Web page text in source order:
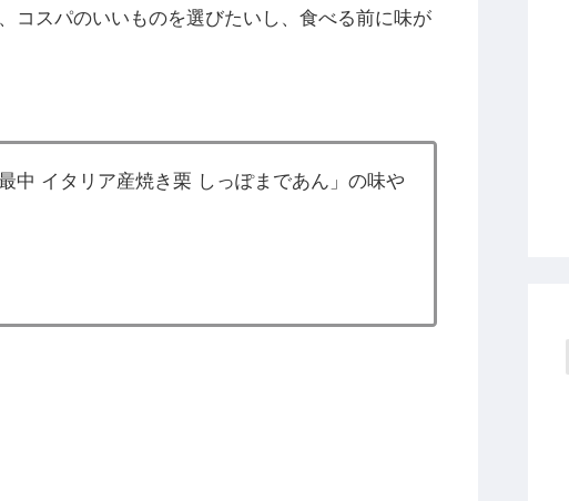
コスパのいいものを選びたいし、食べる前に味が
中 イタリア産焼き栗 しっぽまであん」の味や